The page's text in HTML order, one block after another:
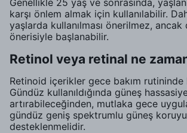
Genellikle 25 yaş ve sonrasında,
karşı önlem almak için kullanılabilir.
yaşlarda kullanılması önerilmez,
önerisiyle başlanabilir.
Retinol veya retinal ne
Retinoid içerikler gece bakım rutininde
Gündüz kullanıldığında güneş
artırabileceğinden, mutlaka gece
gündüz geniş spektrumlu güneş
desteklenmelidir.